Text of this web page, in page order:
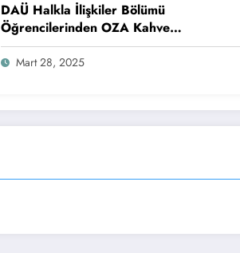
DAÜ Halkla İlişkiler Bölümü
Öğrencilerinden OZA Kahve
Sponsorluğunda Lezzetli Bir Etkinlik
Mart 28, 2025